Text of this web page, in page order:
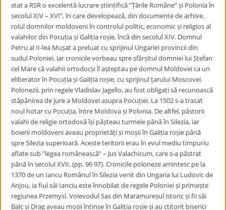
stat a RSR o excelentă lucrare științifică ”Țările Române” și Polonia în
secolul XIV – XVI”, în care developează, din documente de arhive,
rolul domnilor moldoveni în controlul politic, economic și religios al
valahilor din Pocuția și Galiția roșie, încă din secolul XIV. Domnul
Petru al II-lea Mușat a preluat cu sprijinul Ungariei provincii din
sudul Poloniei, iar cronicile vorbeau spre sfârșitul domniei lui Ștefan
cel Mare că valahii ortodocși îl așteptau pe domnul Moldovei ca un
eliberator în Pocuția și Galiția roșie, cu sprijinul țarului Moscovei.
Polonezii, prin regele Vladislav Jagello, au fost obligați să recunoască
stăpânirea de jure a Moldovei asupra Pocuției. La 1502 s-a trasat
noul hotar cu Pocuția, între Moldova și Polonia. De altfel, păstorii
valahi de religie ortodoxă își pășteau turmele până în Silezia, iar
boierii moldoveni aveau proprietăți și moșii în Galiția roșie până
spre Silezia superioară. Aceste teritorii erau în evul mediu timpuriu
aflate sub ”legea românească” – Jus Valachicum, care s-a păstrat
până în secolul XVII. (pp. 96 97). Cronicile poloneze amintesc pe la
1370 de un Iancu Românul în Silezia venit din Ungaria lui Ludovic de
Anjou, ia fiul săi Ianciu este înnobilat de regele Poloniei și primește
regiunea Przemysl. Voievodul Sas din Maramureșul istoric și fii săi
Balc și Drag aveau moșii întinse în Galiția roșie și au ctitorit biserici